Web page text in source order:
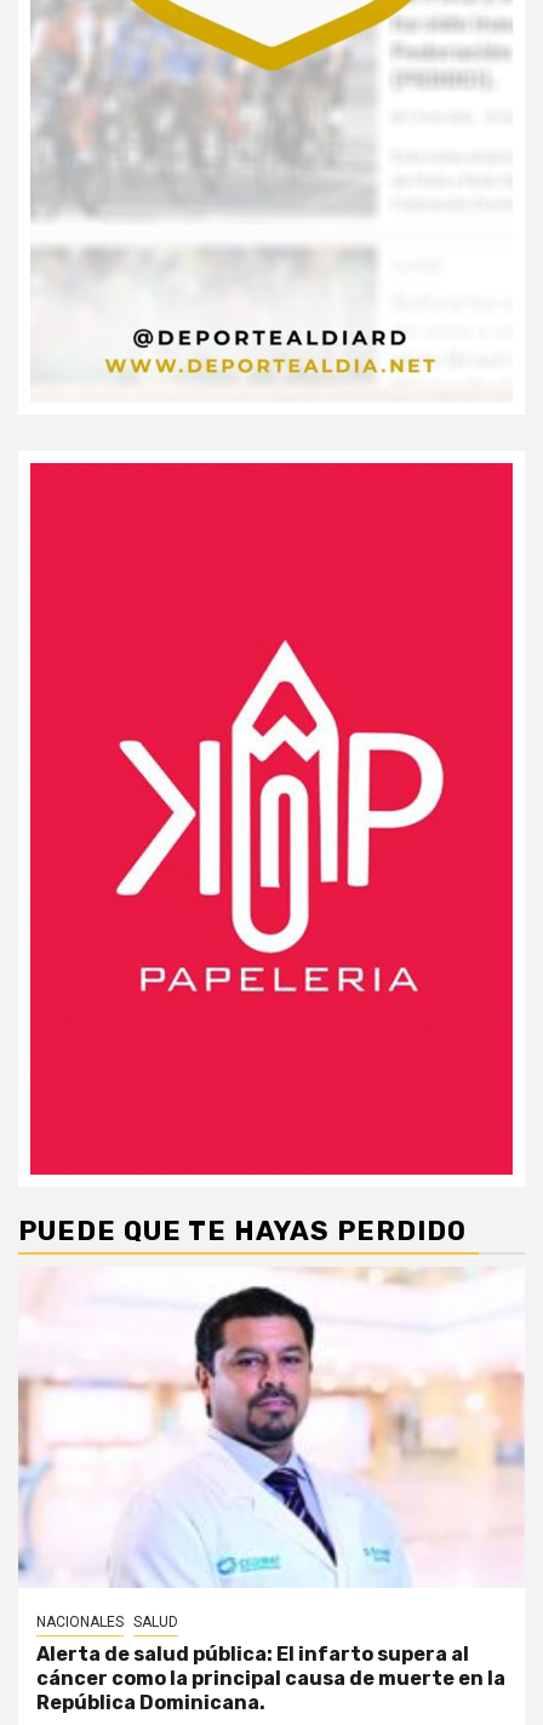
PUEDE QUE TE HAYAS PERDIDO
NACIONALES SALUD
Alerta de salud pública: El infarto supera al
cáncer como la principal causa de muerte en la
República Dominicana.